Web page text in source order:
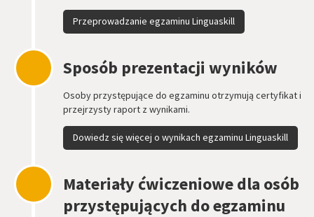
Przeprowadzanie egzaminu Linguaskill
Sposób prezentacji wyników
Osoby przystępujące do egzaminu otrzymują certyfikat i
przejrzysty raport z wynikami.
Dowiedz się więcej o wynikach egzaminu Linguaskill
Materiały ćwiczeniowe dla osób
przystępujących do egzaminu